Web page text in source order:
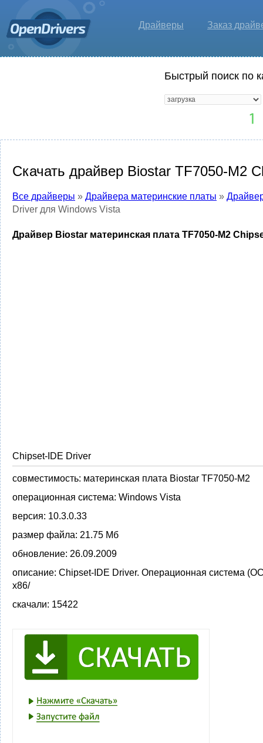
Драйверы Заказ
Быстрый поиск по
Скачать драйвер Biostar TF7050-M2
Все драйверы » Драйвера материнские платы »
Driver для Windows Vista
Драйвер Biostar материнская плата TF7050-M2
Chipset-IDE Driver
совместимость: материнская плата Biostar TF7050-M2
операционная система: Windows Vista
версия: 10.3.0.33
размер файла: 21.75 Мб
обновление: 26.09.2009
описание: Chipset-IDE Driver. Операционная система
x86/
скачали: 15422